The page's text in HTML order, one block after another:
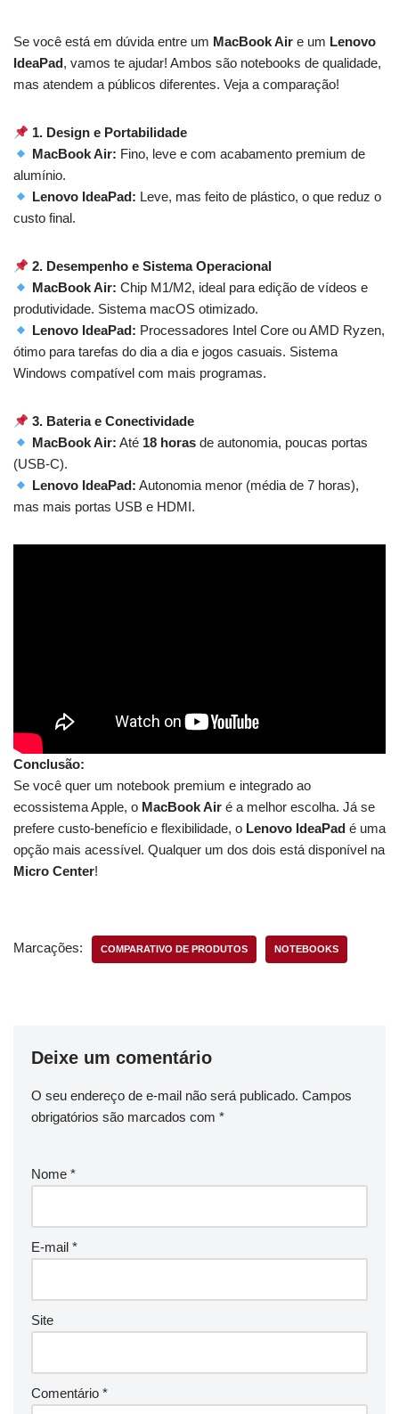
Se você está em dúvida entre um MacBook Air e um Lenovo
IdeaPad, vamos te ajudar! Ambos são notebooks de qualidade,
mas atendem a públicos diferentes. Veja a comparação!
1. Design e Portabilidade
MacBook Air: Fino, leve e com acabamento premium de
alumínio.
Lenovo IdeaPad: Leve, mas feito de plástico, o que reduz o
custo final.
2. Desempenho e Sistema Operacional
MacBook Air: Chip M1/M2, ideal para edição de vídeos e
produtividade. Sistema macOS otimizado.
Lenovo IdeaPad: Processadores Intel Core ou AMD Ryzen,
ótimo para tarefas do dia a dia e jogos casuais. Sistema
Windows compatível com mais programas.
3. Bateria e Conectividade
MacBook Air: Até 18 horas de autonomia, poucas portas
(USB-C).
Lenovo IdeaPad: Autonomia menor (média de 7 horas),
mas mais portas USB e HDMI.
Conclusão:
Se você quer um notebook premium e integrado ao
ecossistema Apple, o MacBook Air é a melhor escolha. Já se
prefere custo-benefício e flexibilidade, o Lenovo IdeaPad é uma
opção mais acessível. Qualquer um dos dois está disponível na
Micro Center!
Marcações: COMPARATIVO DE PRODUTOS NOTEBOOKS
Deixe um comentário
O seu endereço de e-mail não será publicado. Campos
obrigatórios são marcados com *
Nome *
E-mail *
Site
Comentário *